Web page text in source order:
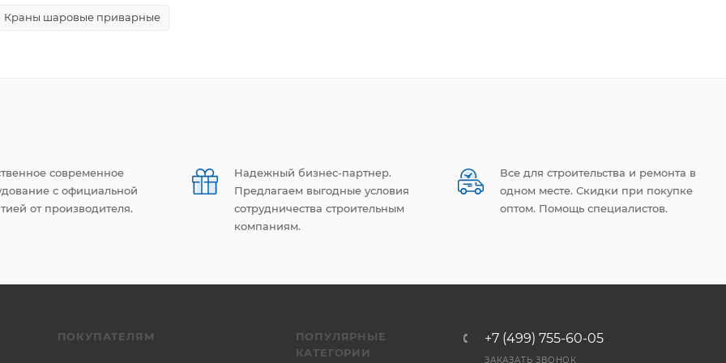
Краны шаровые приварные
современное
с официальной
от производителя.
Надежный бизнес-партнер.
Предлагаем выгодные условия
сотрудничества строительным
компаниям.
Все для строительства и ремонта в
одном месте. Скидки при покупке
оптом. Помощь специалистов.
ПОКУПАТЕЛЯМ
ПОПУЛЯРНЫЕ
КАТЕГОРИИ
+7 (499) 755-60-05
ЗАКАЗАТЬ ЗВОНОК